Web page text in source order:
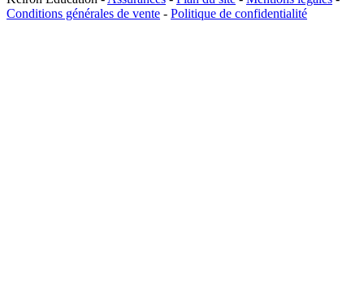
Conditions générales de vente - Politique de confidentialité